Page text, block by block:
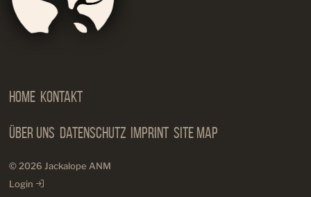
Home Kontakt
Über Uns Datenschutz Imprint Site Map
© 2026 Jackalope ANM
Login